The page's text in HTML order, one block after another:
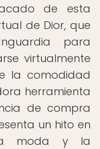
de esta
de Dior, que
para
virtualmente
la comodidad
herramienta
de compra
un hito en
moda y la